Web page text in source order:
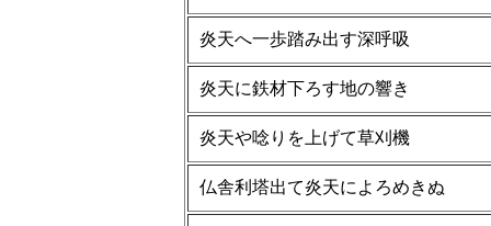
炎天へ一歩踏み出す深呼吸
炎天に鉄材下ろす地の響き
炎天や唸りを上げて草刈機
仏舎利塔出て炎天によろめきぬ